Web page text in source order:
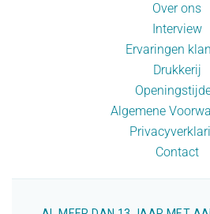
Over ons
Interview
Ervaringen
Drukkerij
Algemene
Contact